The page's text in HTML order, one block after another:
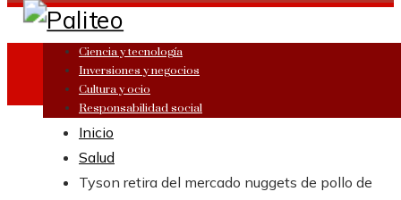
Ciencia y tecnología
Inversiones y negocios
Cultura y ocio
Responsabilidad social
Inicio
Salud
Tyson retira del mercado nuggets de pollo de